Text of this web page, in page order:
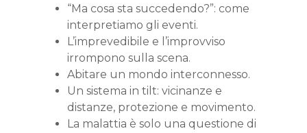
“Ma cosa sta succedendo?”: come
interpretiamo gli eventi.
L’imprevedibile e l’improvviso
irrompono sulla scena.
Abitare un mondo interconnesso.
Un sistema in tilt: vicinanze e
distanze, protezione e movimento.
La malattia è solo una questione di